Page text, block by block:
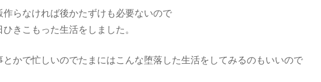
作らなければ後かたずけも必要ないので
きこもった生活をしました。
とかで忙しいのでたまにはこんな堕落した生活をしてみるのもいいので